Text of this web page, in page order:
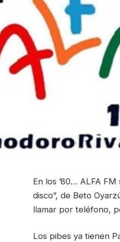
En los ’80… ALFA
disco”, de Beto
llamar por teléfono,
Los pibes ya tienen